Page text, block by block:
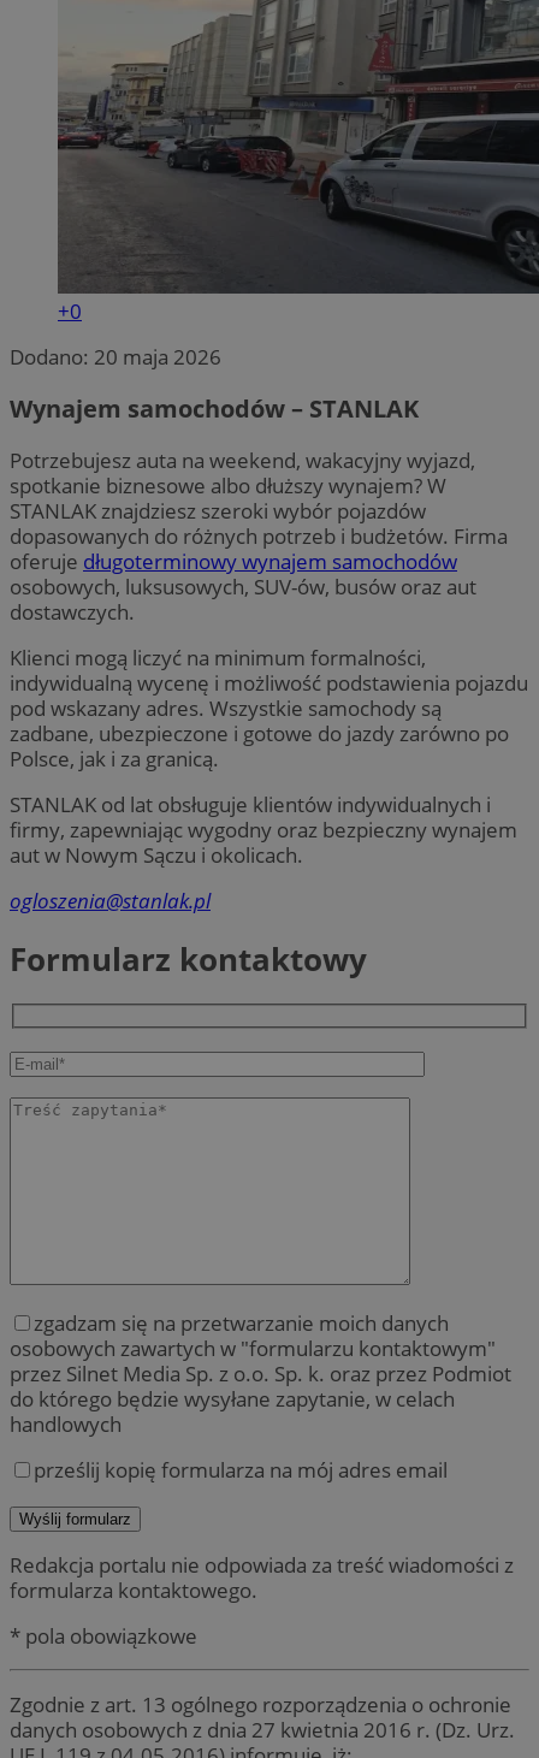
+0
Dodano: 20 maja 2026
Wynajem samochodów – STANLAK
Potrzebujesz auta na weekend, wakacyjny wyjazd,
spotkanie biznesowe albo dłuższy wynajem? W
STANLAK znajdziesz szeroki wybór pojazdów
dopasowanych do różnych potrzeb i budżetów. Firma
oferuje długoterminowy wynajem samochodów
osobowych, luksusowych, SUV-ów, busów oraz aut
dostawczych.
Klienci mogą liczyć na minimum formalności,
indywidualną wycenę i możliwość podstawienia pojazdu
pod wskazany adres. Wszystkie samochody są
zadbane, ubezpieczone i gotowe do jazdy zarówno po
Polsce, jak i za granicą.
STANLAK od lat obsługuje klientów indywidualnych i
firmy, zapewniając wygodny oraz bezpieczny wynajem
aut w Nowym Sączu i okolicach.
ogloszenia@stanlak.pl
Formularz kontaktowy
zgadzam się na przetwarzanie moich danych
osobowych zawartych w "formularzu kontaktowym"
przez Silnet Media Sp. z o.o. Sp. k. oraz przez Podmiot
do którego będzie wysyłane zapytanie, w celach
handlowych
prześlij kopię formularza na mój adres email
Redakcja portalu nie odpowiada za treść wiadomości z
formularza kontaktowego.
* pola obowiązkowe
Zgodnie z art. 13 ogólnego rozporządzenia o ochronie
danych osobowych z dnia 27 kwietnia 2016 r. (Dz. Urz.